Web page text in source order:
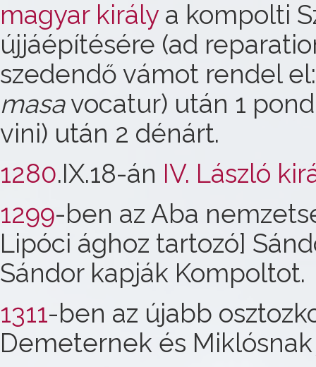
magyar király a kompolti
újjáépítésére (ad
szedendő vámot rendel
masavocatur) után 1
vini) után 2 dénárt.
1280.IX.18-án IV. László
1299-ben az Aba
Lipóci ághoz tartozó]
Sándor kapják Kompoltot.
1311-ben az újabb
Demeternek és